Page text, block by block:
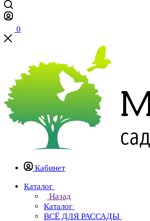
0
Кабинет
Каталог
Назад
Каталог
ВСЁ ДЛЯ РАССАДЫ